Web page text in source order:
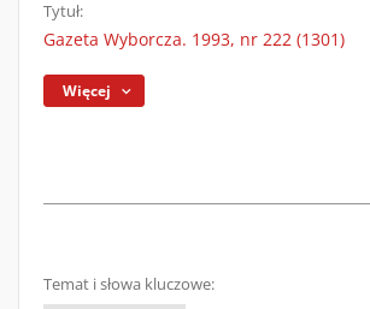
Tytuł:
Gazeta Wyborcza. 1993, nr 222 (1301)
Więcej
Temat i słowa kluczowe: